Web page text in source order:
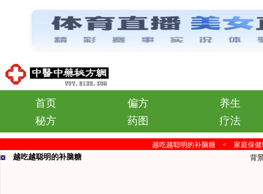
首页 偏方
养生
秘方
药图 疗法
越吃越聪明的补脑糖 < 家庭保
越吃越聪明的补脑糖 背